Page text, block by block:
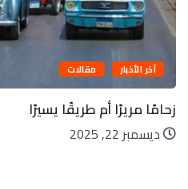
آخر الأخبار مقالات
زحامًا مريرًا أم طريقًا يسيرًا
ديسمبر 22, 2025